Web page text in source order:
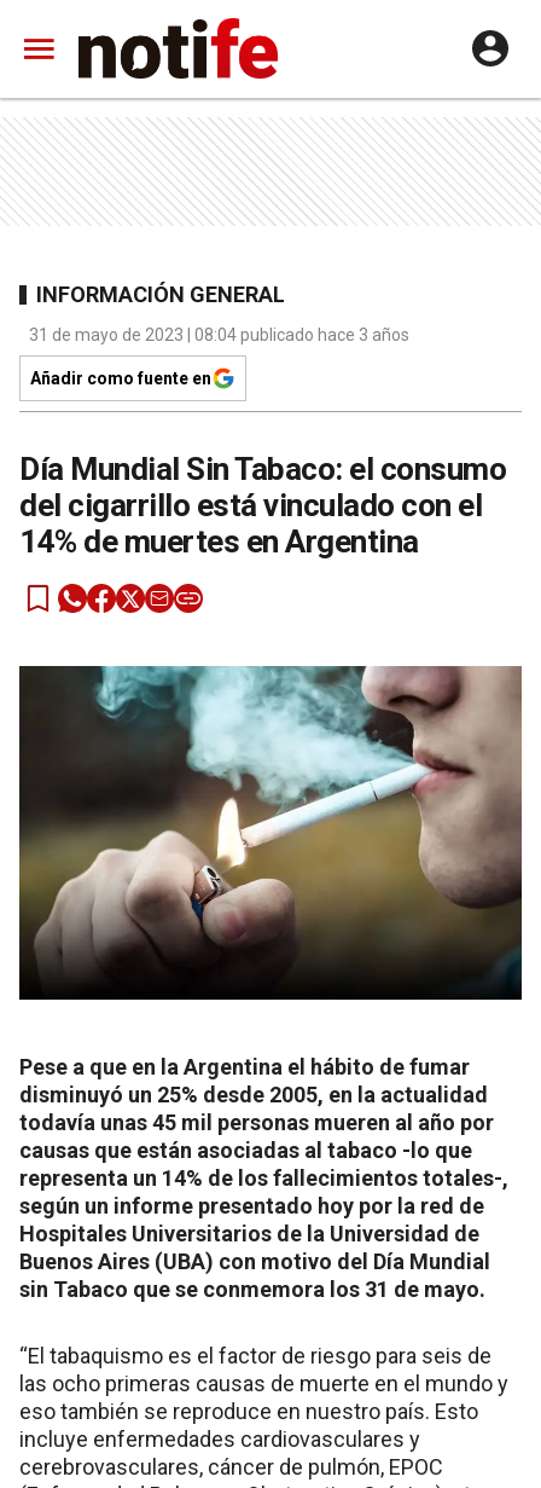
INFORMACIÓN GENERAL
31 de mayo de 2023 | 08:04 publicado hace 3 años
Añadir como fuente en
Día Mundial Sin Tabaco: el consumo
del cigarrillo está vinculado con el
14% de muertes en Argentina
Pese a que en la Argentina el hábito de fumar
disminuyó un 25% desde 2005, en la actualidad
todavía unas 45 mil personas mueren al año por
causas que están asociadas al tabaco -lo que
representa un 14% de los fallecimientos totales-,
según un informe presentado hoy por la red de
Hospitales Universitarios de la Universidad de
Buenos Aires (UBA) con motivo del Día Mundial
sin Tabaco que se conmemora los 31 de mayo.
“El tabaquismo es el factor de riesgo para seis de
las ocho primeras causas de muerte en el mundo y
eso también se reproduce en nuestro país. Esto
incluye enfermedades cardiovasculares y
cerebrovasculares, cáncer de pulmón, EPOC